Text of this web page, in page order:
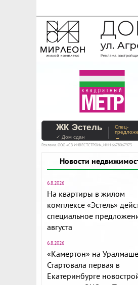
На Метре
Помогайте
ЖК Эстель
✓ Дом сдан
Спец-
→
Реклама. ООО «СЗ ИНВЕСТСТРОЙ», ИНН 6678067973
Новости
6.8.2026
На квартиры в жилом
комплексе «Эстель»
специальное
августа
6.8.2026
«Камертон» на
Стартовала первая в
Екатеринбурге